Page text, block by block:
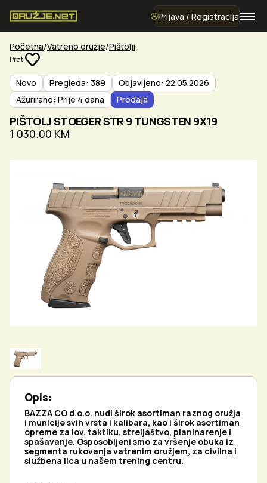
Prijava / Registracija
Početna Vatreno oružje Pištolji
Prati
Novo Pregleda: 389
Objavljeno: 22.05.2026
Ažurirano: Prije 4 dana
Prodaja
PIŠTOLJ STOEGER STR 9 TUNGSTEN 9X19
1 030.00 KM
Opis:
BAZZA CO d.o.o. nudi širok asortiman raznog oružja
i municije svih vrsta i kalibara, kao i širok asortiman
opreme za lov, taktiku, streljaštvo, planinarenje i
spašavanje. Osposobljeni smo za vršenje obuka iz
segmenta rukovanja vatrenim oružjem, za civilna i
službena lica u našem trening centru.